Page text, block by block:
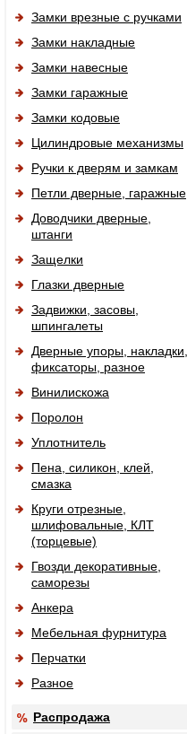
Замки врезные с ручками
Замки накладные
Замки навесные
Замки гаражные
Замки кодовые
Цилиндровые механизмы
Ручки к дверям и замкам
Петли дверные, гаражные
Доводчики дверные,
штанги
Защелки
Глазки дверные
Задвижки, засовы,
шпингалеты
Дверные упоры, накладки,
фиксаторы, разное
Винилискожа
Поролон
Уплотнитель
Пена, силикон, клей,
смазка
Круги отрезные,
шлифовальные, КЛТ
(торцевые)
Гвозди декоративные,
саморезы
Анкера
Мебельная фурнитура
Перчатки
Разное
Распродажа